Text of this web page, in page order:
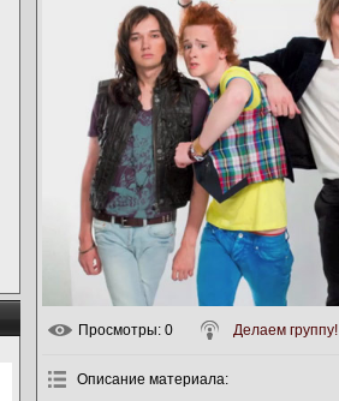
Просмотры: 0 Делаем группу!
Описание материала: